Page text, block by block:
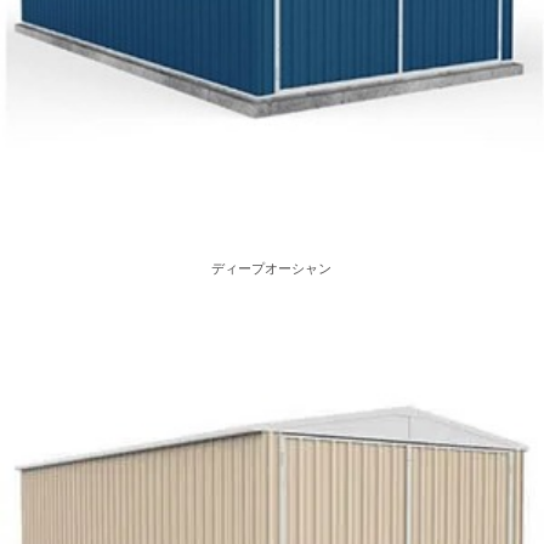
ディープオーシャン